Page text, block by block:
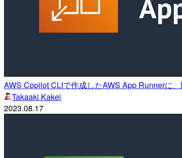
AWS Copilot CLIで作成したAWS App Runnerに
Takaaki Kakei
2023.08.17